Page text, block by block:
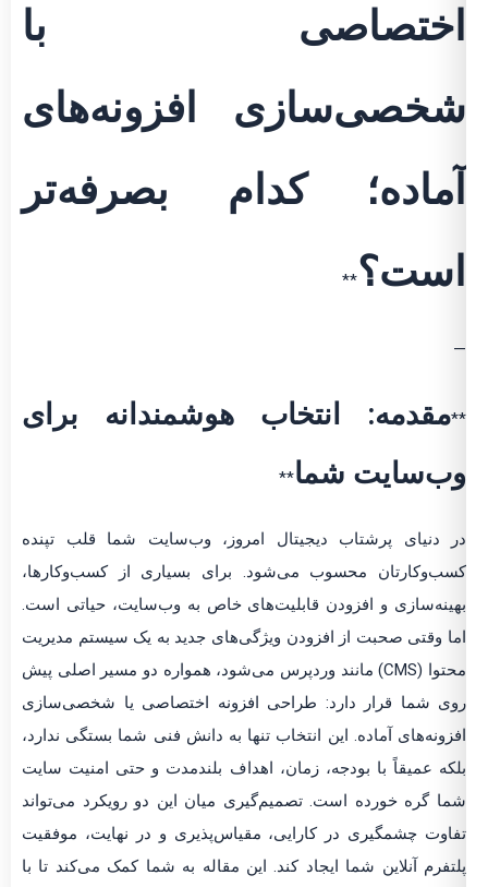
اختصاصی با
شخصی‌سازی افزونه‌های
آماده؛ کدام بصرفه‌تر
است؟**
—
**مقدمه: انتخاب هوشمندانه برای
وب‌سایت شما**
در دنیای پرشتاب دیجیتال امروز، وب‌سایت شما قلب تپنده
کسب‌وکارتان محسوب می‌شود. برای بسیاری از کسب‌وکارها،
بهینه‌سازی و افزودن قابلیت‌های خاص به وب‌سایت، حیاتی است.
اما وقتی صحبت از افزودن ویژگی‌های جدید به یک سیستم مدیریت
محتوا (CMS) مانند وردپرس می‌شود، همواره دو مسیر اصلی پیش
روی شما قرار دارد: طراحی افزونه اختصاصی یا شخصی‌سازی
افزونه‌های آماده. این انتخاب تنها به دانش فنی شما بستگی ندارد،
بلکه عمیقاً با بودجه، زمان، اهداف بلندمدت و حتی امنیت سایت
شما گره خورده است. تصمیم‌گیری میان این دو رویکرد می‌تواند
تفاوت چشمگیری در کارایی، مقیاس‌پذیری و در نهایت، موفقیت
پلتفرم آنلاین شما ایجاد کند. این مقاله به شما کمک می‌کند تا با